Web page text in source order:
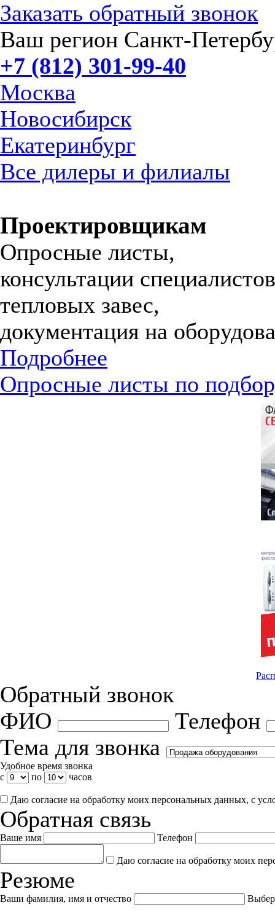
Заказать обратный звонок
Ваш регион Санкт-
+7 (812) 301-99-40
Москва
Новосибирск
Екатеринбург
Все дилеры и филиалы
Проектировщикам
Опросные листы,
консультации
тепловых завес,
документация на
Подробнее
Опросные листы по
Обратный звонок
ФИО
Телефон
Тема для звонка
Удобное время звонка
с
по часов
Даю согласие на обработку моих персональных данных, с
Обратная связь
Ваше имя Телефон
Даю согласие на обработку моих
Резюме
Ваши фамилия, имя и отчество